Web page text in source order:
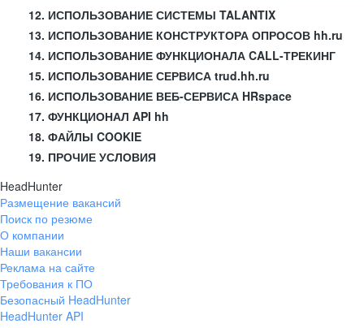
12. ИСПОЛЬЗОВАНИЕ СИСТЕМЫ TALANTIX
13. ИСПОЛЬЗОВАНИЕ КОНСТРУКТОРА ОПРОСОВ hh.ru
14. ИСПОЛЬЗОВАНИЕ ФУНКЦИОНАЛА CALL-ТРЕКИНГ
15. ИСПОЛЬЗОВАНИЕ СЕРВИСА trud.hh.ru
16. ИСПОЛЬЗОВАНИЕ ВЕБ-СЕРВИСА HRspace
17. ФУНКЦИОНАЛ API hh
18. ФАЙЛЫ COOKIE
19. ПРОЧИЕ УСЛОВИЯ
HeadHunter
Размещение вакансий
Поиск по резюме
О компании
Наши вакансии
Реклама на сайте
Требования к ПО
Безопасный HeadHunter
HeadHunter API